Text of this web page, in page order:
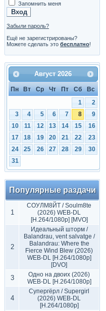
Запомнить меня
Забыли пароль?
Ещё не зарегистрированы?
Можете сделать это бесплатно!
Август 2026
Пн Вт Ср Чт Пт Сб
Вс
1
2
3
4 5 6 7 8
9
10
11 12 13 14 15
16
17
18 19 20 21 22
23
24
25 26 27 28 29
30
31
Популярные раздачи
1
СОУЛМ8ЙТ / Soulm8te
(2026) WEB-DL
[H.264/1080p] [MVO]
2
Идеальный шторм /
Balandrau, vent salvatge /
Balandrau: Where the
Fierce Wind Blew (2026)
WEB-DL [H.264/1080p]
[DVO]
3
Одно на двоих (2026)
WEB-DL [H.264/1080p]
4
Супергёрл / Supergirl
(2026) WEB-DL
[H.264/1080p]